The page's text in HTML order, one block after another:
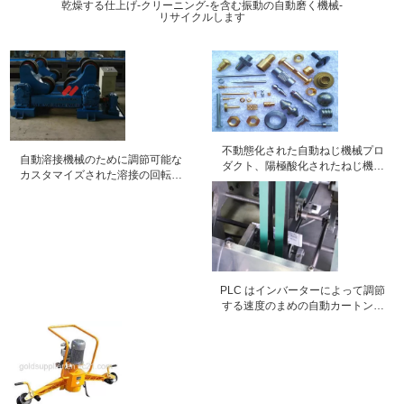
乾燥する仕上げ-クリーニング-を含む振動の自動磨く機械-
リサイクルします
自動溶接機械のために調節可能な
カスタマイズされた溶接の回転子
不動態化された自動ねじ機械プロ
ダクト、陽極酸化されたねじ機械
工具細工
PLC はインバーターによって調節
する速度のまめの自動カートンに